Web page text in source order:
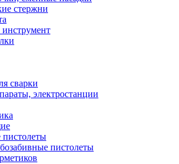
стержни
сварки
электростанции
пистолеты
пистолеты